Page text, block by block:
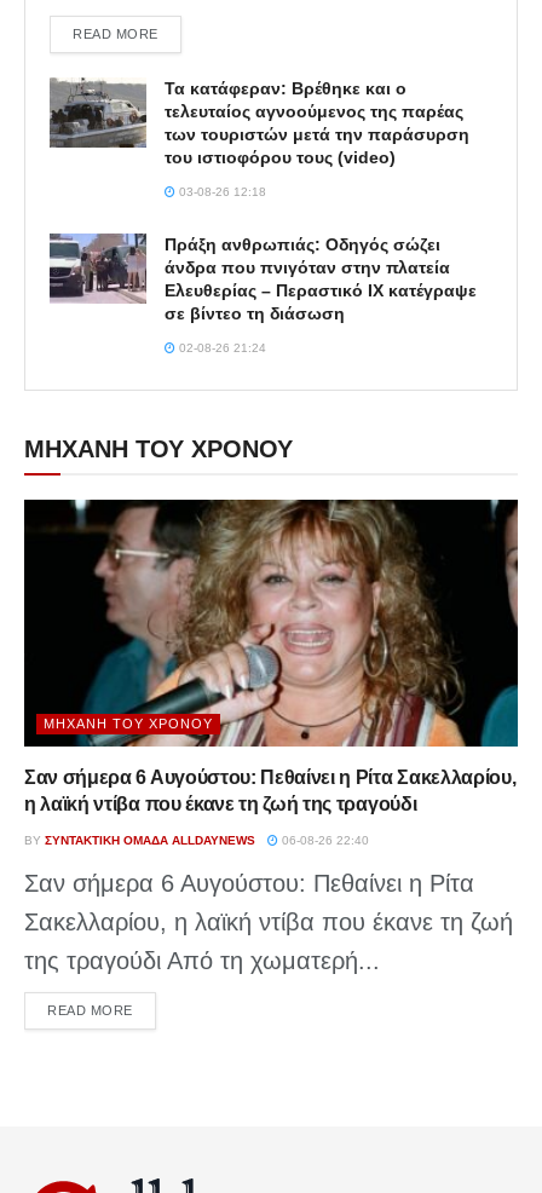
READ MOREDETAILS
Τα κατάφεραν: Βρέθηκε και ο
τελευταίος αγνοούμενος της παρέας
των τουριστών μετά την παράσυρση
του ιστιοφόρου τους (video)
03-08-26 12:18
Πράξη ανθρωπιάς: Οδηγός σώζει
άνδρα που πνιγόταν στην πλατεία
Ελευθερίας – Περαστικό ΙΧ κατέγραψε
σε βίντεο τη διάσωση
02-08-26 21:24
ΜΗΧΑΝΗ ΤΟΥ ΧΡΟΝΟΥ
ΜΗΧΑΝΉ ΤΟΥ ΧΡΌΝΟΥ
Σαν σήμερα 6 Αυγούστου: Πεθαίνει η Ρίτα Σακελλαρίου,
η λαϊκή ντίβα που έκανε τη ζωή της τραγούδι
BY ΣΥΝΤΑΚΤΙΚΉ ΟΜΆΔΑ ALLDAYNEWS 06-08-26 22:40
Σαν σήμερα 6 Αυγούστου: Πεθαίνει η Ρίτα
Σακελλαρίου, η λαϊκή ντίβα που έκανε τη ζωή
της τραγούδι Από τη χωματερή...
READ MOREDETAILS